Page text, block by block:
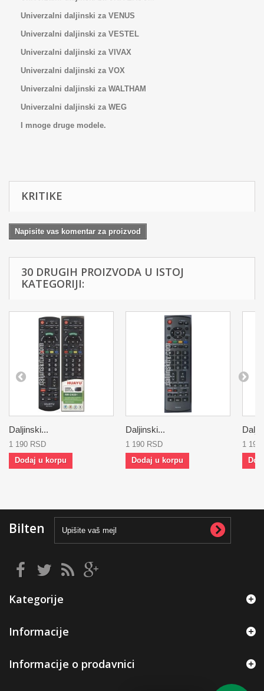
Univerzalni daljinski za VENUS
Univerzalni daljinski za VESTEL
Univerzalni daljinski za VIVAX
Univerzalni daljinski za VOX
Univerzalni daljinski za WALTHAM
Univerzalni daljinski za WEG
I mnoge druge modele.
KRITIKE
Napisite vas komentar za proizvod
30 DRUGIH PROIZVODA U ISTOJ
KATEGORIJI:
Daljinski...
1 190 RSD
Dodaj u korpu
Daljinski...
1 190 RSD
Dodaj u korpu
1 190
Bilten
Kategorije
Informacije
Informacije o prodavnici